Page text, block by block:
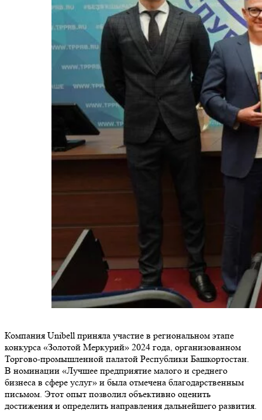
Компания Unibell приняла участие в региональном этапе
конкурса «Золотой Меркурий» 2024 года, организованном
Торгово-промышленной палатой Республики Башкортостан.
В номинации «Лучшее предприятие малого и среднего
бизнеса в сфере услуг» и была отмечена благодарственным
письмом. Этот опыт позволил объективно оценить
достижения и определить направления дальнейшего развития.